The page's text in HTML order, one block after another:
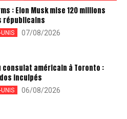
: Elon Musk mise 120 millions
républicains
UNIS 07/08/2026
consulat américain à Toronto :
inculpés
06/08/2026